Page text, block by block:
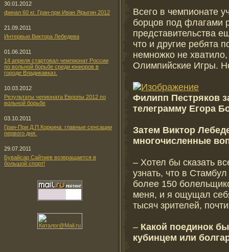
30.01.2012
финал 60 кг. Гран-при Иван Ярыгин 2012
21.09.2011
Интервью Виктора Лебедева
01.06.2011
14 апреля стартовал чемпионат России
по вольной борьбе среди юниоров в
городе Владикавказ.
10.03.2012
Результаты чепионата Европы 2012 по
вольной борьбе
03.10.2011
Гран-При Д.П.Коркина: главные сенсации
первого дня.
29.07.2011
Бувайсар Сайтиев возвращается в
большой спорт!
Всего в чемпионате
борцов под флагами
представительства
что и другие ребята
немножко не
Олимпийские Игры.
Филипп Пестряков
телеграмму Егора
Затем Виктор
многочисленные
– Хотел бы сказать
узнать, что в
более 150
меня, и я ощущал
тысяч зрителей,
– Какой поединок
кубинцем или